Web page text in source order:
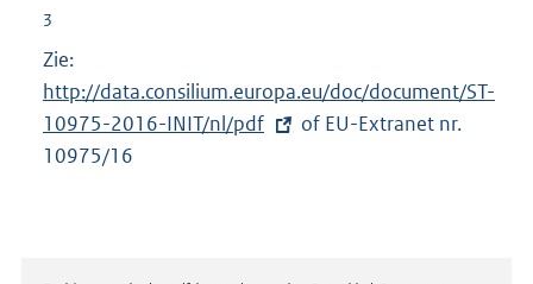
i
n
3
Zie:
x
t
e
http://data.consilium.europa.eu/doc/document/ST-
10975-2016-INIT/nl/pdf
of EU-Extranet nr.
10975/16